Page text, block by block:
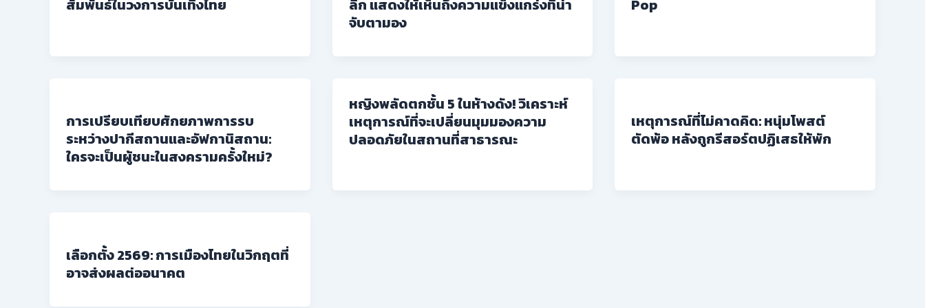
สัมพันธ์ในวงการบันเทิงไทย
ลีก แสดงให้เห็นถึงความแข็งแกร่งที่น่า
จับตามอง
Pop
การเปรียบเทียบศักยภาพการรบ
ระหว่างปากีสถานและอัฟกานิสถาน:
ใครจะเป็นผู้ชนะในสงครามครั้งใหม่?
หญิงพลัดตกชั้น 5 ในห้างดัง! วิเคราะห์
เหตุการณ์ที่จะเปลี่ยนมุมมองความ
ปลอดภัยในสถานที่สาธารณะ
เหตุการณ์ที่ไม่คาดคิด: หนุ่มโพสต์
ตัดพ้อ หลังถูกรีสอร์ตปฏิเสธให้พัก
เลือกตั้ง 2569: การเมืองไทยในวิกฤตที่
อาจส่งผลต่ออนาคต